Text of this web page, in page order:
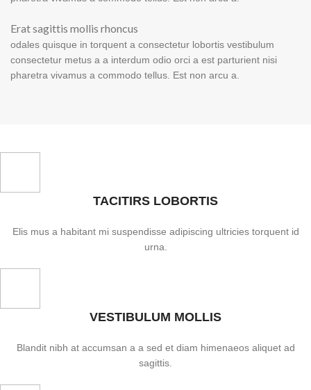
Erat sagittis mollis rhoncus
odales quisque in torquent a consectetur lobortis vestibulum
consectetur metus a a interdum odio orci a est parturient nisi
pharetra vivamus a commodo tellus. Est non arcu a.
TACITIRS LOBORTIS
Elis mus a habitant mi suspendisse adipiscing ultricies torquent id
urna.
VESTIBULUM MOLLIS
Blandit nibh at accumsan a a sed et diam himenaeos aliquet ad
sagittis.